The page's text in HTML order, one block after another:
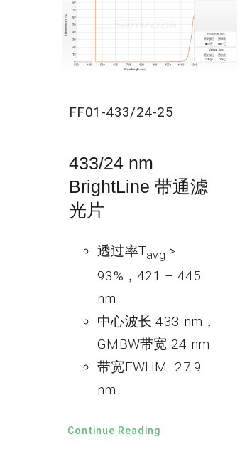
FF01-433/24-25
433/24 nm
BrightLine 带通滤
光片
透过率Tavg >
93%，421 – 445
nm
中心波长 433 nm，
GMBW带宽 24 nm
带宽FWHM 27.9
nm
Continue Reading